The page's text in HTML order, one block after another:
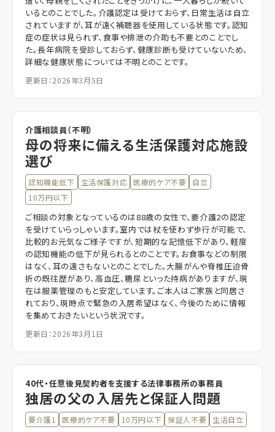
いるとのことでした。介護認定は受けておらず、日常生活は自立
されていますが、耳が遠く補聴器を使用している状態です。認知
症の症状は見られず、食事や排泄の介助も不要とのことでし
た。長年病院を受診しておらず、健康診断も受けていないため、
詳細な健康状態については不明とのことです。
更新日：2026年3月5日
介護相談員（不明）
母の将来に備える生活保護対応施設
選び
認知機能低下 生活保護対応 医療的ケア不要
自立
10万円以下
ご相談の対象となっているのは88歳の女性で、要介護2の認定
を受けていらっしゃいます。室内では杖を使わず歩行が可能で、
比較的お元気なご様子ですが、短期的な記憶低下があり、軽度
の認知機能の低下が見られるとのことです。お食事などの制限
はなく、耳の遠さもないとのことでした。大腸がんや脊椎圧迫骨
折の既往歴があり、高血圧、糖尿といった持病がありますが、現
在は服薬管理のもと安定しています。ご本人はご家族と同居さ
れており、現時点で緊急の入居希望はなく、今後のために情報
を集めておきたいという状況です。
更新日：2026年3月1日
40代・任意後見契約者を支援する法律事務所の事務員
独居の父の入居先と保証人問題
要介護1 医療的ケア不要 10万円以下 保証人不要 生活自立